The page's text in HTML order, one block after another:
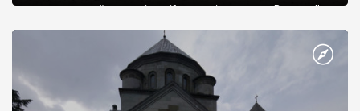
диктувати свої умови візантійському імператору Василю ІІ, та
Херсонесі Володимир-язичник, став Василем-християнином.
А потім було Хрещення Русі. На честь Херсонесу Таврійського